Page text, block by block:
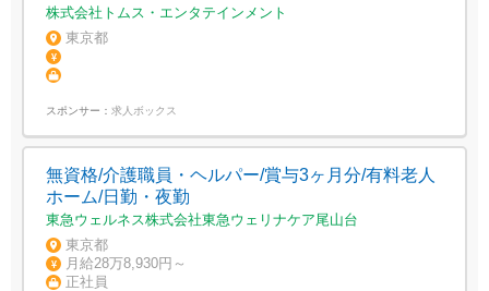
株式会社トムス・エンタテインメント
東京都
スポンサー： 求人ボックス
無資格/介護職員・ヘルパー/賞与3ヶ月分/有料老人
ホーム/日勤・夜勤
東急ウェルネス株式会社東急ウェリナケア尾山台
東京都
月給28万8,930円～
正社員